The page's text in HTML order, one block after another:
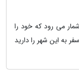
می رود که خود را
قصد سفر به این شهر را دارید